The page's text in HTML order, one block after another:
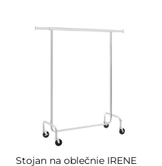
Stojan na oblečnie IRENE